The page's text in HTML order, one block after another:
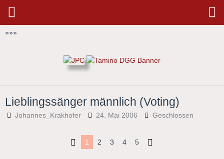
»»»
Lieblingssänger männlich (Voting)
Johannes_Krakhofer 24. Mai 2006 Geschlossen
1 2 3 4 5